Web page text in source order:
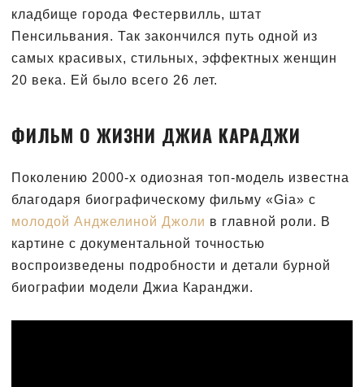
кладбище города Фестервилль, штат
Пенсильвания. Так закончился путь одной из
самых красивых, стильных, эффектных женщин
20 века. Ей было всего 26 лет.
ФИЛЬМ О ЖИЗНИ ДЖИА КАРАДЖИ
Поколению 2000-х одиозная топ-модель известна
благодаря биографическому фильму «Gia» с
молодой Анджелиной Джоли в главной роли. В
картине с документальной точностью
воспроизведены подробности и детали бурной
биографии модели Джиа Каранджи.